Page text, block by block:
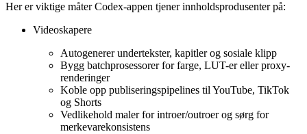
Her er viktige måter Codex-appen tjener innholdsprodusenter på:
Videoskapere
Autogenerer undertekster, kapitler og sosiale klipp
Bygg batchprosessorer for farge, LUT-er eller proxy-
renderinger
Koble opp publiseringspipelines til YouTube, TikTok
og Shorts
Vedlikehold maler for introer/outroer og sørg for
merkevarekonsistens